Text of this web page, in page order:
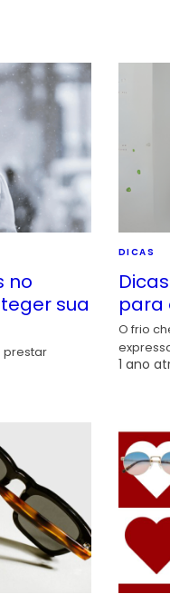
no
sua
prestar
DICAS
para
O frio
1 ano